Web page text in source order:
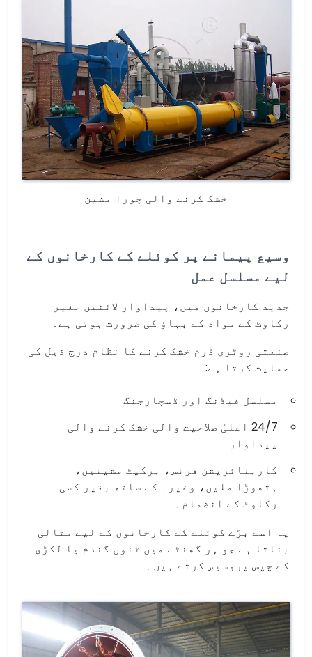
خشک کرنے والی چورا مشین
وسیع پیمانے پر کوئلے کے کارخانوں کے
لیے مسلسل عمل
جدید کارخانوں میں، پیداوار لائنیں بغیر
رکاوٹ کے مواد کے بہاؤ کی ضرورت ہوتی ہے۔
صنعتی روٹری ڈرم خشک کرنے کا نظام درج ذیل کی
حمایت کرتا ہے:
مسلسل فیڈنگ اور ڈسچارجنگ
24/7 اعلیٰ صلاحیت والی خشک کرنے والی
پیداوار
کاربنائزیشن فرنس، برکیٹ مشینیں،
ہتھوڑا ملیں، وغیرہ کے ساتھ بغیر کسی
رکاوٹ کے انضمام۔
یہ اسے بڑے کوئلے کے کارخانوں کے لیے مثالی
بناتا ہے جو ہر گھنٹے میں ٹنوں گندم یا لکڑی
کے چپس پروسیس کرتے ہیں۔